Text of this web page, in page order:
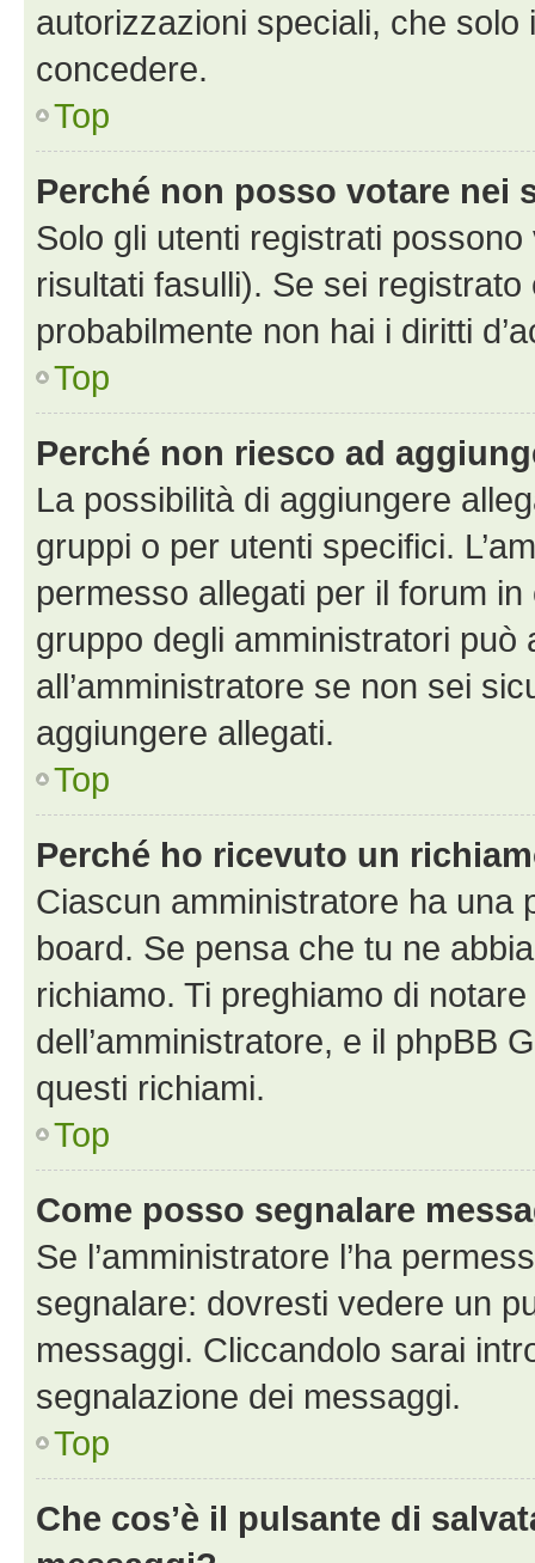
autorizzazioni speciali, che solo
concedere.
Top
Perché non posso votare nei
Solo gli utenti registrati
risultati fasulli). Se sei
probabilmente non hai i diritti
Top
Perché non riesco ad
La possibilità di aggiungere
gruppi o per utenti specifici.
permesso allegati per il forum
gruppo degli amministratori può
all’amministratore se non sei
aggiungere allegati.
Top
Perché ho ricevuto un
Ciascun amministratore ha una
board. Se pensa che tu ne
richiamo. Ti preghiamo di
dell’amministratore, e il phpBB
questi richiami.
Top
Come posso segnalare
Se l’amministratore l’ha
segnalare: dovresti vedere un
messaggi. Cliccandolo sarai
segnalazione dei messaggi.
Top
Che cos’è il pulsante di